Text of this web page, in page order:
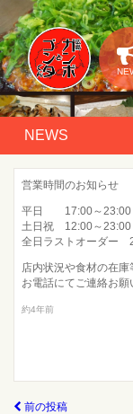
NEWS
営業時間のお知らせ
平日 17:00～23:00
土日祝 12:00～23:00
全日ラストオーダー
店内状況や食材の在庫
お電話にてご連絡お願
約4年前
前の投稿